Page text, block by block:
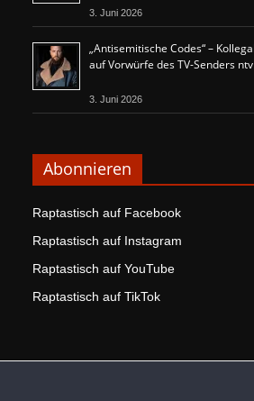
3. Juni 2026
„Antisemitische Codes“ –
auf Vorwürfe des TV-Senders ntv
3. Juni 2026
Abonnieren
Raptastisch auf Facebook
Raptastisch auf Instagram
Raptastisch auf YouTube
Raptastisch auf TikTok